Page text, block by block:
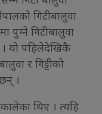
गिटीबालुवा
पुग्ने गिटीबालुवा
। यो पहिलेदेखिकै
र गिट्टीको
।
थिए । त्यहि